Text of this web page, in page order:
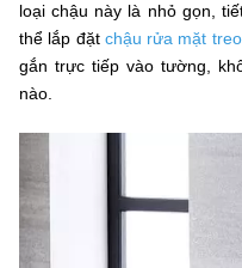
loại chậu này là nhỏ gọn,
thể lắp đặt chậu rửa mặt
gắn trực tiếp vào tường,
nào.